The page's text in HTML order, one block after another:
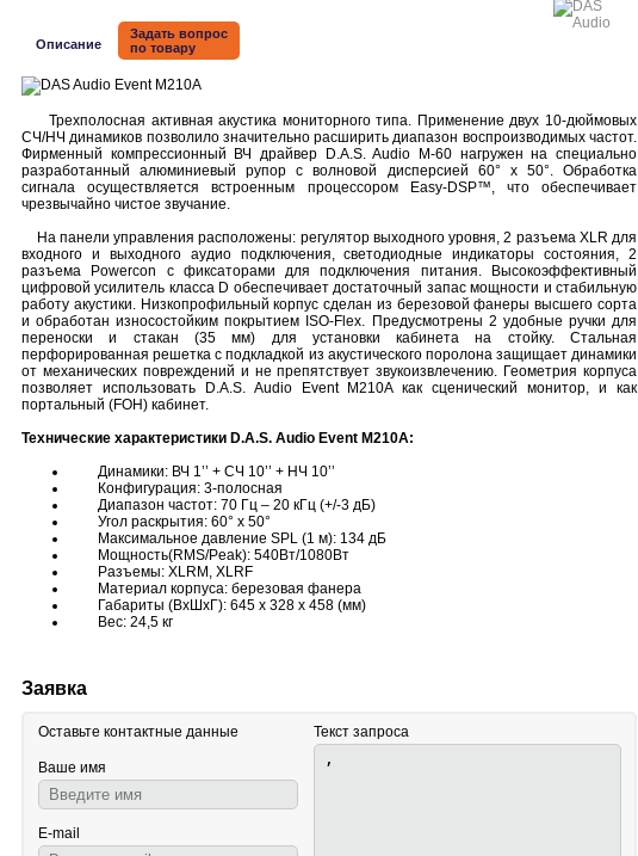
Описание
Задать вопрос
по товару
Трехполосная активная акустика мониторного типа. Применение двух 10-дюймовых
СЧ/НЧ динамиков позволило значительно расширить диапазон воспроизводимых частот.
Фирменный компрессионный ВЧ драйвер D.A.S. Audio M-60 нагружен на специально
разработанный алюминиевый рупор с волновой дисперсией 60° x 50°. Обработка
сигнала осуществляется встроенным процессором Easy-DSP™, что обеспечивает
чрезвычайно чистое звучание.
На панели управления расположены: регулятор выходного уровня, 2 разъема XLR для
входного и выходного аудио подключения, светодиодные индикаторы состояния, 2
разъема Powercon с фиксаторами для подключения питания. Высокоэффективный
цифровой усилитель класса D обеспечивает достаточный запас мощности и стабильную
работу акустики. Низкопрофильный корпус сделан из березовой фанеры высшего сорта
и обработан износостойким покрытием ISO-Flex. Предусмотрены 2 удобные ручки для
переноски и стакан (35 мм) для установки кабинета на стойку. Стальная
перфорированная решетка с подкладкой из акустического поролона защищает динамики
от механических повреждений и не препятствует звукоизвлечению. Геометрия корпуса
позволяет использовать D.A.S. Audio Event M210A как сценический монитор, и как
портальный (FOH) кабинет.
Технические характеристики D.A.S. Audio Event M210A:
Динамики: ВЧ 1’’ + СЧ 10’’ + НЧ 10’’
Конфигурация: 3-полосная
Диапазон частот: 70 Гц – 20 кГц (+/-3 дБ)
Угол раскрытия: 60° x 50°
Максимальное давление SPL (1 м): 134 дБ
Мощность(RMS/Peak): 540Вт/1080Вт
Разъемы: XLRM, XLRF
Материал корпуса: березовая фанера
Габариты (ВхШхГ): 645 x 328 x 458 (мм)
Вес: 24,5 кг
Заявка
Оставьте контактные данные
Ваше имя
E-mail
Текст запроса